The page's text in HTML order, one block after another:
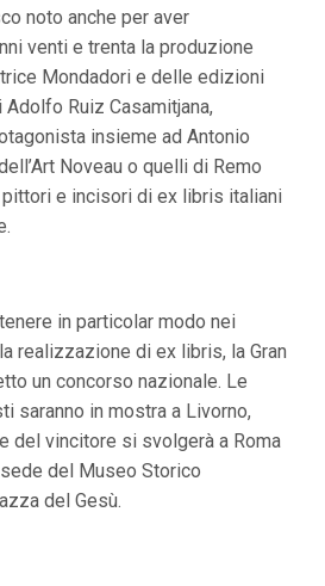
noto anche per aver
venti e trenta la produzione
Mondadori e delle edizioni
Ruiz Casamitjana,
insieme ad Antonio
Noveau o quelli di Remo
e incisori di ex libris italiani
in particolar modo nei
realizzazione di ex libris, la Gran
un concorso nazionale. Le
saranno in mostra a Livorno,
del vincitore si svolgerà a Roma
del Museo Storico
del Gesù.